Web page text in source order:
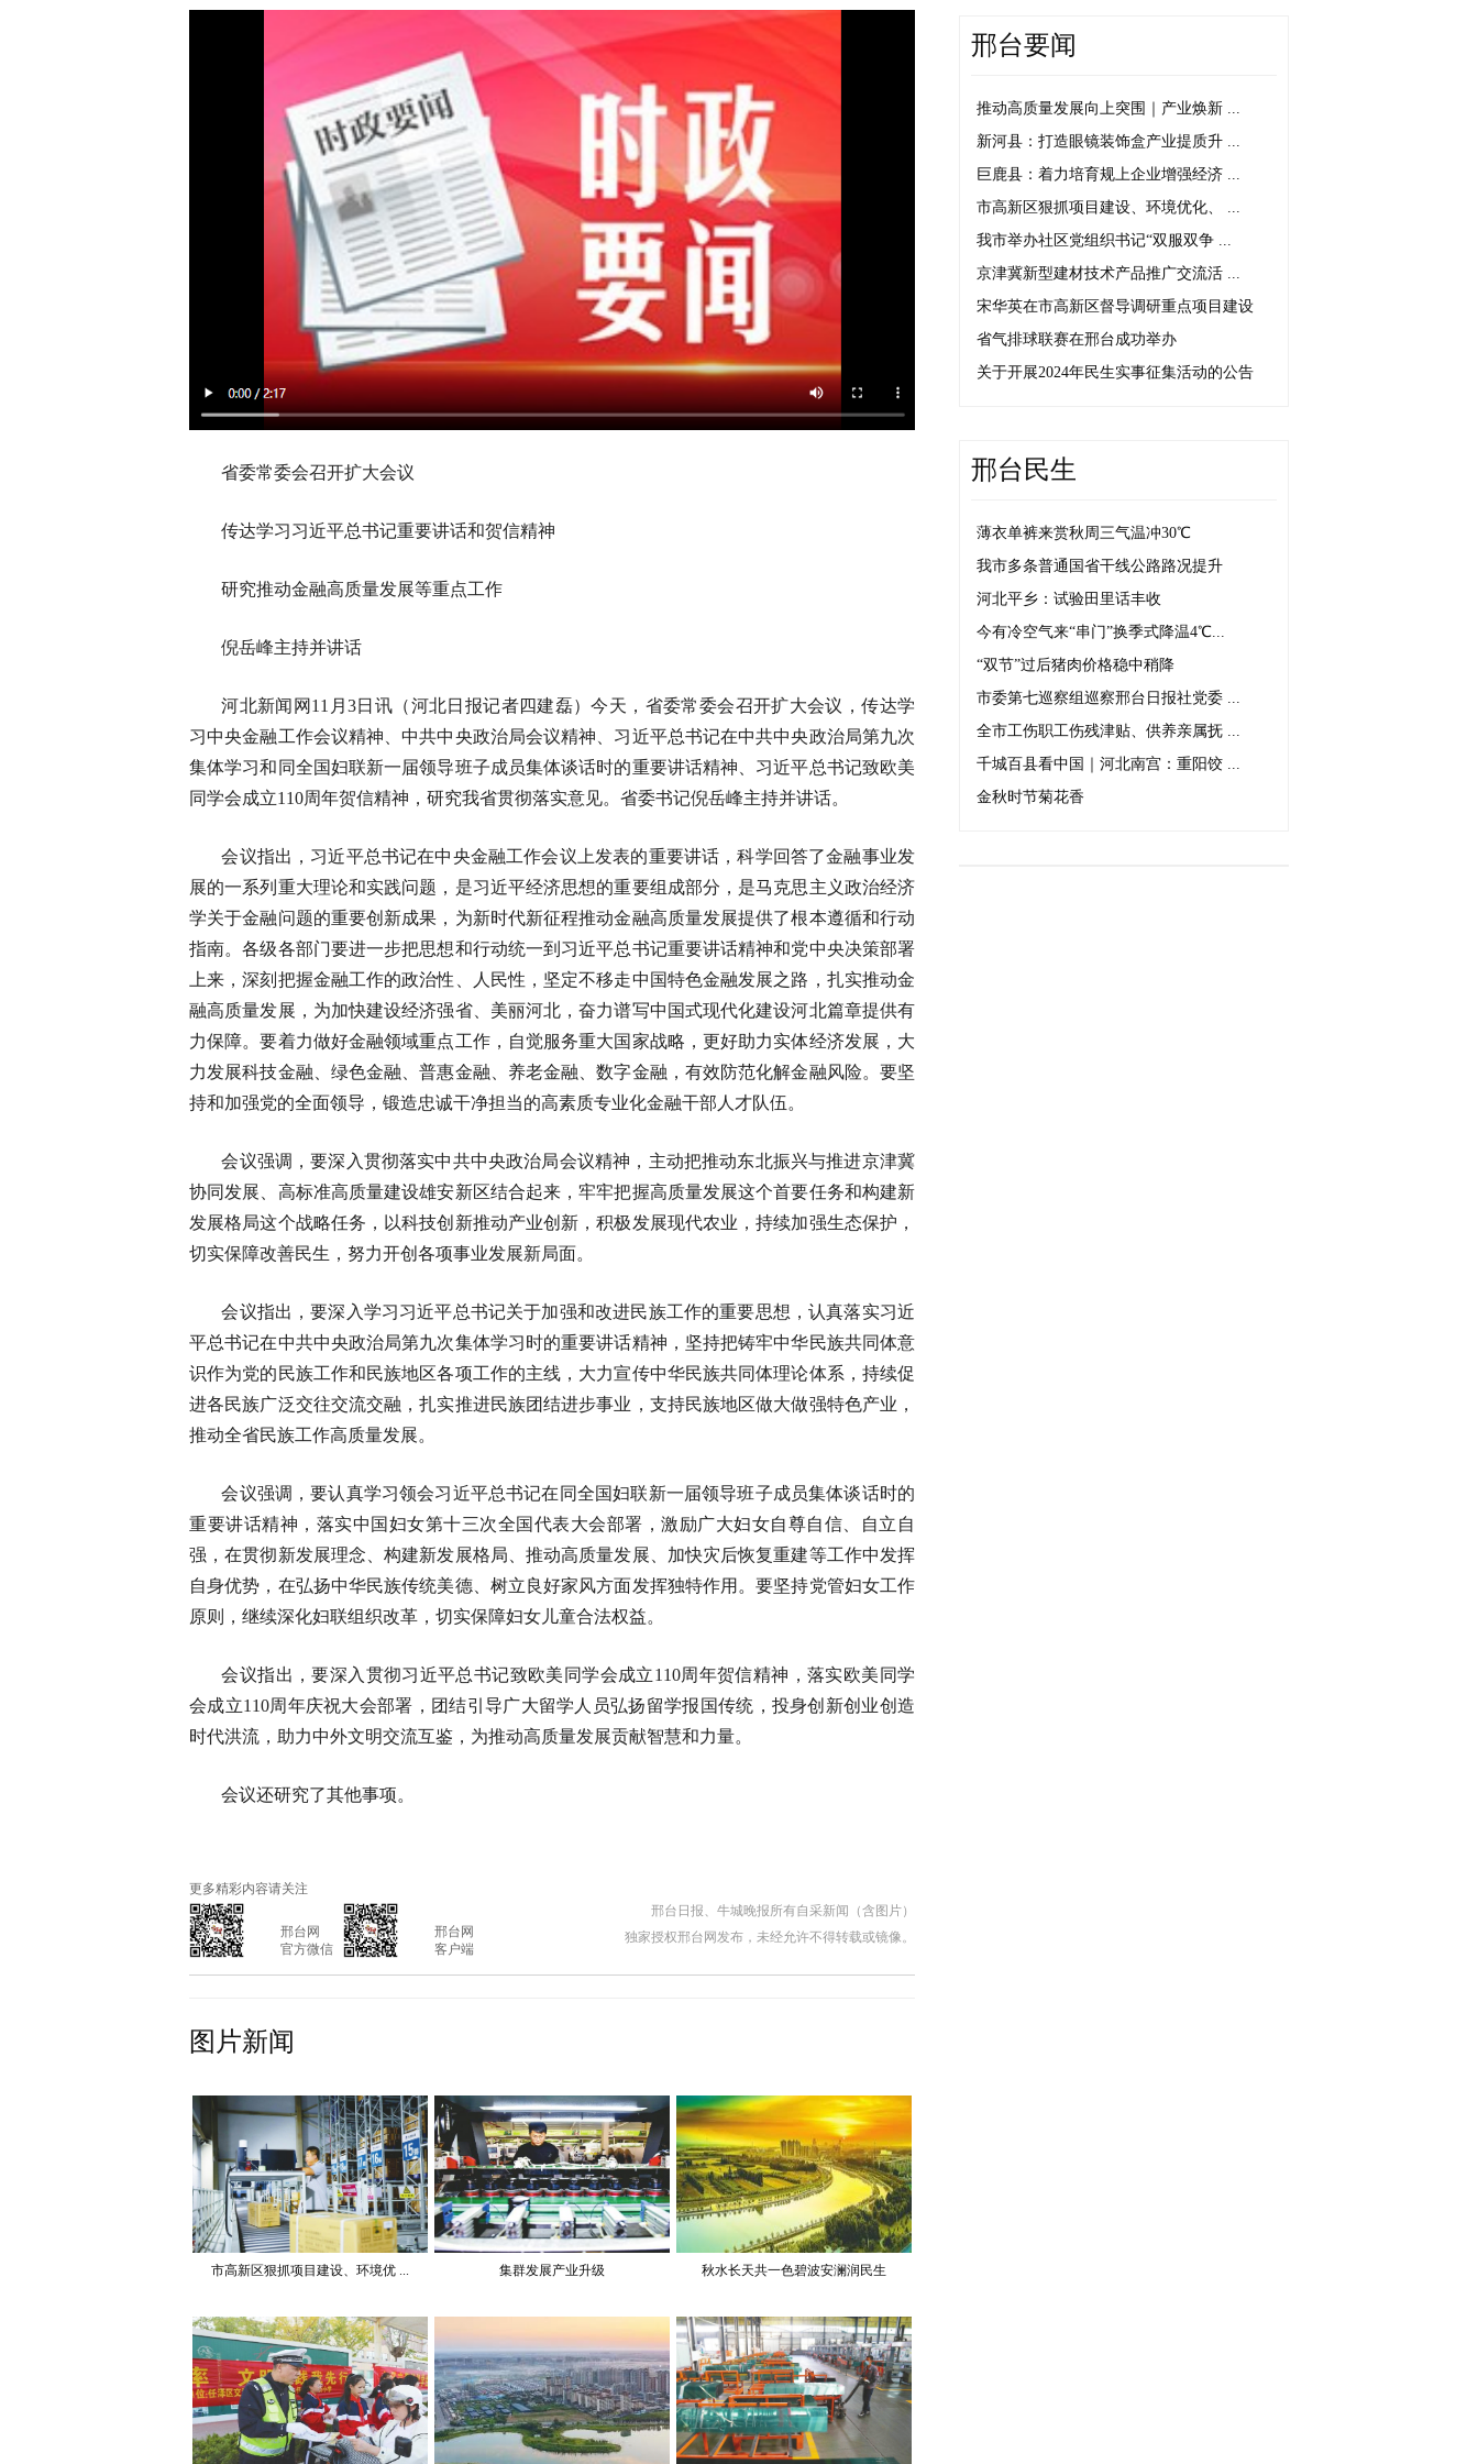
省委常委会召开扩大会议
传达学习习近平总书记重要讲话和贺信精神
研究推动金融高质量发展等重点工作
倪岳峰主持并讲话
河北新闻网11月3日讯（河北日报记者四建磊）今天，省委常委会召开扩大会议，传达学
习中央金融工作会议精神、中共中央政治局会议精神、习近平总书记在中共中央政治局第九次
集体学习和同全国妇联新一届领导班子成员集体谈话时的重要讲话精神、习近平总书记致欧美
同学会成立110周年贺信精神，研究我省贯彻落实意见。省委书记倪岳峰主持并讲话。
会议指出，习近平总书记在中央金融工作会议上发表的重要讲话，科学回答了金融事业发
展的一系列重大理论和实践问题，是习近平经济思想的重要组成部分，是马克思主义政治经济
学关于金融问题的重要创新成果，为新时代新征程推动金融高质量发展提供了根本遵循和行动
指南。各级各部门要进一步把思想和行动统一到习近平总书记重要讲话精神和党中央决策部署
上来，深刻把握金融工作的政治性、人民性，坚定不移走中国特色金融发展之路，扎实推动金
融高质量发展，为加快建设经济强省、美丽河北，奋力谱写中国式现代化建设河北篇章提供有
力保障。要着力做好金融领域重点工作，自觉服务重大国家战略，更好助力实体经济发展，大
力发展科技金融、绿色金融、普惠金融、养老金融、数字金融，有效防范化解金融风险。要坚
持和加强党的全面领导，锻造忠诚干净担当的高素质专业化金融干部人才队伍。
会议强调，要深入贯彻落实中共中央政治局会议精神，主动把推动东北振兴与推进京津冀
协同发展、高标准高质量建设雄安新区结合起来，牢牢把握高质量发展这个首要任务和构建新
发展格局这个战略任务，以科技创新推动产业创新，积极发展现代农业，持续加强生态保护，
切实保障改善民生，努力开创各项事业发展新局面。
会议指出，要深入学习习近平总书记关于加强和改进民族工作的重要思想，认真落实习近
平总书记在中共中央政治局第九次集体学习时的重要讲话精神，坚持把铸牢中华民族共同体意
识作为党的民族工作和民族地区各项工作的主线，大力宣传中华民族共同体理论体系，持续促
进各民族广泛交往交流交融，扎实推进民族团结进步事业，支持民族地区做大做强特色产业，
推动全省民族工作高质量发展。
会议强调，要认真学习领会习近平总书记在同全国妇联新一届领导班子成员集体谈话时的
重要讲话精神，落实中国妇女第十三次全国代表大会部署，激励广大妇女自尊自信、自立自
强，在贯彻新发展理念、构建新发展格局、推动高质量发展、加快灾后恢复重建等工作中发挥
自身优势，在弘扬中华民族传统美德、树立良好家风方面发挥独特作用。要坚持党管妇女工作
原则，继续深化妇联组织改革，切实保障妇女儿童合法权益。
会议指出，要深入贯彻习近平总书记致欧美同学会成立110周年贺信精神，落实欧美同学
会成立110周年庆祝大会部署，团结引导广大留学人员弘扬留学报国传统，投身创新创业创造
时代洪流，助力中外文明交流互鉴，为推动高质量发展贡献智慧和力量。
会议还研究了其他事项。
更多精彩内容请关注
			邢台网
			官方微信
			邢台网
			客户端
邢台日报、牛城晚报所有自采新闻（含图片）
独家授权邢台网发布，未经允许不得转载或镜像。
图片新闻
市高新区狠抓项目建设、环境优 ... 集群发展产业升级 秋水长天共一色碧波安澜润民生
邢台要闻
推动高质量发展向上突围｜产业焕新 ...
新河县：打造眼镜装饰盒产业提质升 ...
巨鹿县：着力培育规上企业增强经济 ...
市高新区狠抓项目建设、环境优化、 ...
我市举办社区党组织书记“双服双争 ...
京津冀新型建材技术产品推广交流活 ...
宋华英在市高新区督导调研重点项目建设
省气排球联赛在邢台成功举办
关于开展2024年民生实事征集活动的公告
邢台民生
薄衣单裤来赏秋周三气温冲30℃
我市多条普通国省干线公路路况提升
河北平乡：试验田里话丰收
今有冷空气来“串门”换季式降温4℃...
“双节”过后猪肉价格稳中稍降
市委第七巡察组巡察邢台日报社党委 ...
全市工伤职工伤残津贴、供养亲属抚 ...
千城百县看中国｜河北南宫：重阳饺 ...
金秋时节菊花香